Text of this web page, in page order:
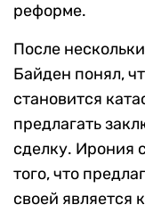
реформе.
После
Байден понял,
становится
предлагать
сделку. Ирония
того, что
своей является